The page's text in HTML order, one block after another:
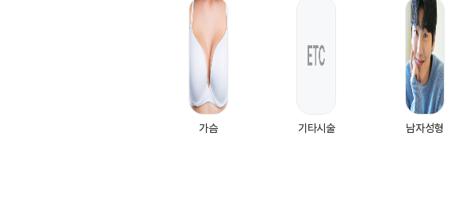
가슴 기타시술 남자성형